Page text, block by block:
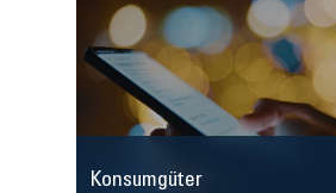
Konsumgüter